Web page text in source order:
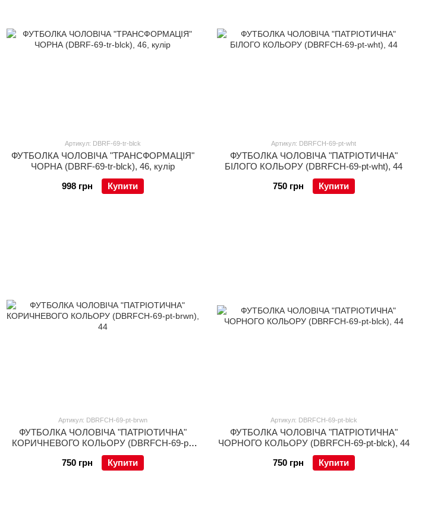
Артикул: DBRF-69-tr-blck
ФУТБОЛКА ЧОЛОВІЧА "ТРАНСФОРМАЦІЯ"
ЧОРНА (DBRF-69-tr-blck), 46, кулір
998 грн
Купити
Артикул: DBRFCH-69-pt-wht
ФУТБОЛКА ЧОЛОВІЧА "ПАТРІОТИЧНА"
БІЛОГО КОЛЬОРУ (DBRFCH-69-pt-wht), 44
750 грн
Купити
Артикул: DBRFCH-69-pt-brwn
ФУТБОЛКА ЧОЛОВІЧА "ПАТРІОТИЧНА"
КОРИЧНЕВОГО КОЛЬОРУ (DBRFCH-69-pt-
brwn), 44
750 грн
Купити
Артикул: DBRFCH-69-pt-blck
ФУТБОЛКА ЧОЛОВІЧА "ПАТРІОТИЧНА"
ЧОРНОГО КОЛЬОРУ (DBRFCH-69-pt-blck), 44
750 грн
Купити